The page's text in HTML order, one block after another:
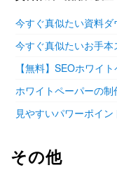
【無料】SEOホワイ
ホワイトペーパーの
見やすいパワーポイン
その他